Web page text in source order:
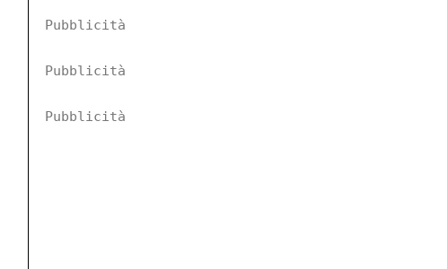
Pubblicità
Pubblicità
Pubblicità